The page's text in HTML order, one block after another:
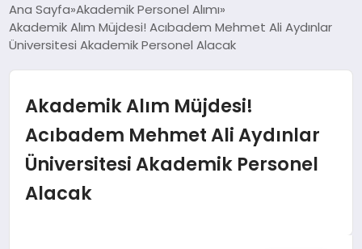
EKONOMİ
SPOR
Ana Sayfa Akademik Personel Alımı
Akademik Alım Müjdesi! Acıbadem Mehmet Ali Aydınlar
Üniversitesi Akademik Personel Alacak
Akademik Alım Müjdesi!
Acıbadem Mehmet Ali Aydınlar
Üniversitesi Akademik Personel
Alacak